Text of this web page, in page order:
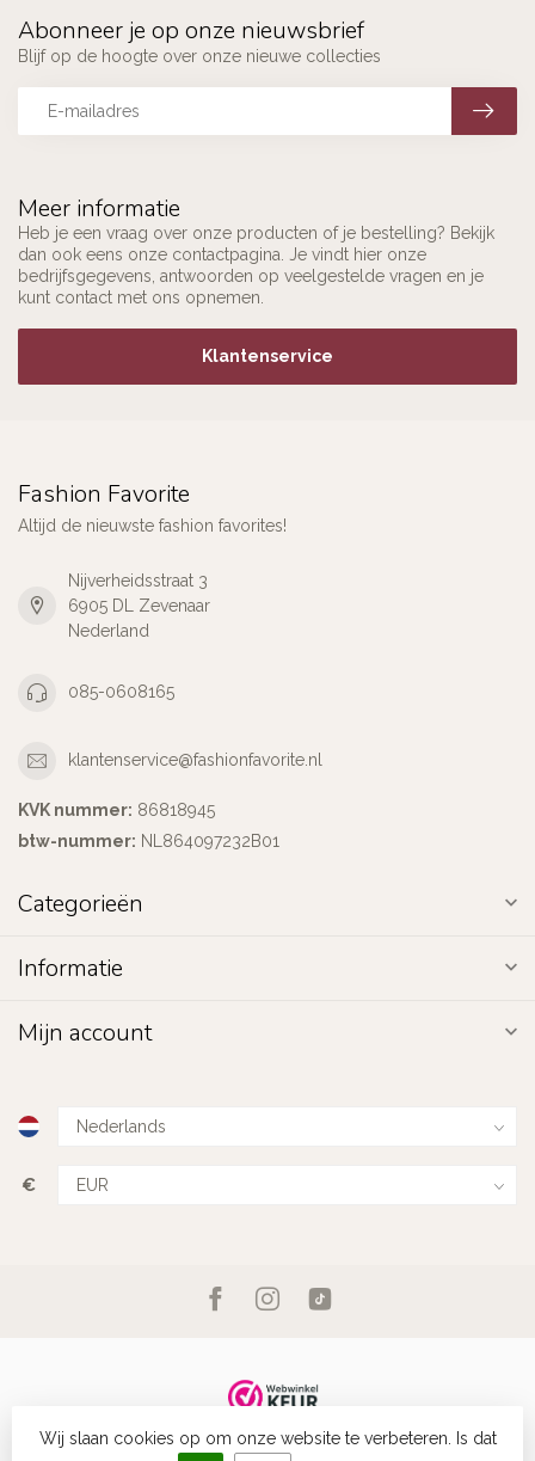
Meer informatie
Heb je een vraag over onze producten of je bestelling? Bekijk
dan ook eens onze contactpagina. Je vindt hier onze
bedrijfsgegevens, antwoorden op veelgestelde vragen en je
kunt contact met ons opnemen.
Klantenservice
Abonneer je op onze nieuwsbrief
Blijf op de hoogte over onze nieuwe collecties
Fashion Favorite
Altijd de nieuwste fashion favorites!
Nijverheidsstraat 3
6905 DL Zevenaar
Nederland
085-0608165
klantenservice@fashionfavorite.nl
KVK nummer: 86818945
btw-nummer: NL864097232B01
Categorieën
Informatie
Mijn account
€
© Copyright 2026 Fashion Favorite- Powered byLightspeed -
Wij slaan cookies op om onze website te verbeteren. Is dat